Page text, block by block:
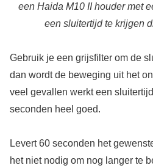
een Haida M10 II houder met
een sluitertijd te krijgen
Gebruik je een grijsfilter om de
dan wordt de beweging uit het
veel gevallen werkt een
seconden heel goed.
Levert 60 seconden het
het niet nodig om nog langer te